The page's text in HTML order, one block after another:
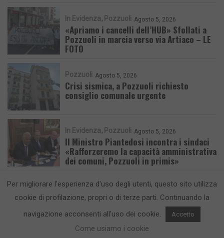
In Evidenza Pozzuoli Agosto 5, 2026
«Apriamo i cancelli dell’HUB» Sfollati a
Pozzuoli in marcia verso via Artiaco – LE
FOTO
Pozzuoli Agosto 5, 2026
Crisi sismica, a Pozzuoli richiesto
consiglio comunale urgente
In Evidenza Pozzuoli Agosto 5, 2026
Il Ministro Piantedosi incontra i sindaci
«Rafforzeremo la capacità amministrativa
dei comuni, Pozzuoli in primis»
CronacaFlegrea testata giornalistica - aut. Tribunale di Napoli n. 34 del
23/05/2012.Info e Contatti
Per migliorare l'esperienza d'uso degli utenti, questo sito utilizza
cookie di profilazione, propri o di terze parti. Continuando la
navigazione acconsenti all'uso dei cookie.
Accetto
Come usiamo i cookie